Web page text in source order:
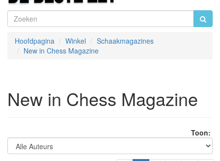
Hoofdpagina Winkel
Schaakmagazines
New in Chess Magazine
New in Chess Magazine
Toon: